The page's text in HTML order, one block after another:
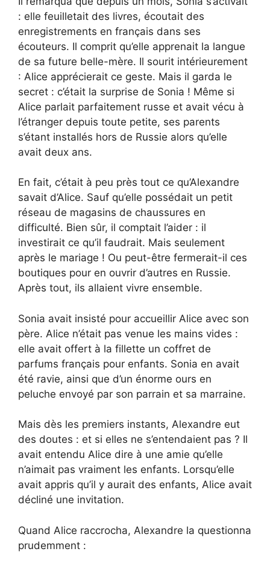
: elle feuilletait des livres, écoutait des
enregistrements en français dans ses
écouteurs. Il comprit qu’elle apprenait la langue
de sa future belle-mère. Il sourit intérieurement
: Alice apprécierait ce geste. Mais il garda le
secret : c’était la surprise de Sonia ! Même si
Alice parlait parfaitement russe et avait vécu à
l’étranger depuis toute petite, ses parents
s’étant installés hors de Russie alors qu’elle
avait deux ans.
En fait, c’était à peu près tout ce qu’Alexandre
savait d’Alice. Sauf qu’elle possédait un petit
réseau de magasins de chaussures en
difficulté. Bien sûr, il comptait l’aider : il
investirait ce qu’il faudrait. Mais seulement
après le mariage ! Ou peut-être fermerait-il ces
boutiques pour en ouvrir d’autres en Russie.
Après tout, ils allaient vivre ensemble.
Sonia avait insisté pour accueillir Alice avec son
père. Alice n’était pas venue les mains vides :
elle avait offert à la fillette un coffret de
parfums français pour enfants. Sonia en avait
été ravie, ainsi que d’un énorme ours en
peluche envoyé par son parrain et sa marraine.
Mais dès les premiers instants, Alexandre eut
des doutes : et si elles ne s’entendaient pas ? Il
avait entendu Alice dire à une amie qu’elle
n’aimait pas vraiment les enfants. Lorsqu’elle
avait appris qu’il y aurait des enfants, Alice avait
décliné une invitation.
Quand Alice raccrocha, Alexandre la questionna
prudemment :